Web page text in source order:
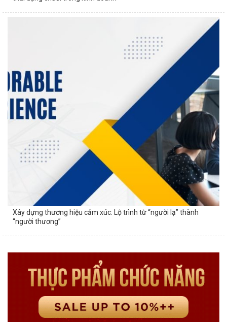
Xây dựng thương hiệu cảm xúc: Lộ trình từ “người lạ” thành
“người thương”